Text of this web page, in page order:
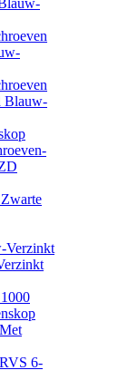
Blauw-
Verzinkt
6-